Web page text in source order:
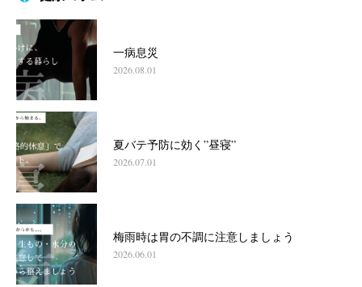
一病息災
2026.08.01
夏バテ予防に効く”昼寝”
2026.07.01
梅雨時は胃の不調に注意しましょう
2026.06.01